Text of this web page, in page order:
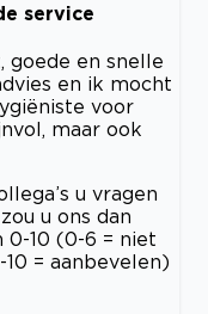
service
goede en snelle
en ik mocht
voor
maar ook
u vragen
u ons dan
0-10 (0-6 = niet
= aanbevelen)